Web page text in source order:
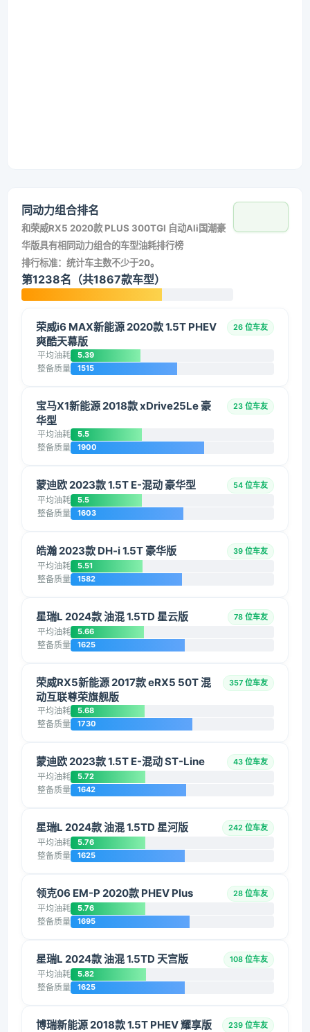
同动力组合排名
和荣威RX5 2020款 PLUS 300TGI 自动Ali国潮豪
华版具有相同动力组合的车型油耗排行榜
排行标准：统计车主数不少于20。
第1238名（共1867款车型）
荣威i6 MAX新能源 2020款 1.5T PHEV
爽酷天幕版
26 位车友
平均油耗 5.39
整备质量 1515
宝马X1新能源 2018款 xDrive25Le 豪
华型
23 位车友
平均油耗 5.5
整备质量 1900
蒙迪欧 2023款 1.5T E-混动 豪华型 54 位车友
平均油耗 5.5
整备质量 1603
皓瀚 2023款 DH-i 1.5T 豪华版 39 位车友
平均油耗 5.51
整备质量 1582
星瑞L 2024款 油混 1.5TD 星云版 78 位车友
平均油耗 5.66
整备质量 1625
荣威RX5新能源 2017款 eRX5 50T 混
动互联尊荣旗舰版
357 位车友
平均油耗 5.68
整备质量 1730
蒙迪欧 2023款 1.5T E-混动 ST-Line 43 位车友
平均油耗 5.72
整备质量 1642
星瑞L 2024款 油混 1.5TD 星河版 242 位车友
平均油耗 5.76
整备质量 1625
领克06 EM-P 2020款 PHEV Plus 28 位车友
平均油耗 5.76
整备质量 1695
星瑞L 2024款 油混 1.5TD 天宫版 108 位车友
平均油耗 5.82
整备质量 1625
博瑞新能源 2018款 1.5T PHEV 耀享版 239 位车友